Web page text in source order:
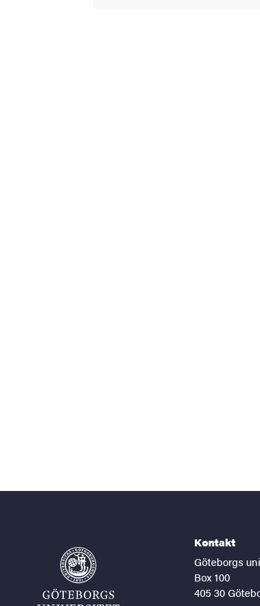
för Organisation
för Vision och värderingar
för Ceremonier och traditioner
för Aktuellt
Kontakt
Göteborgs
Box 100
405 30